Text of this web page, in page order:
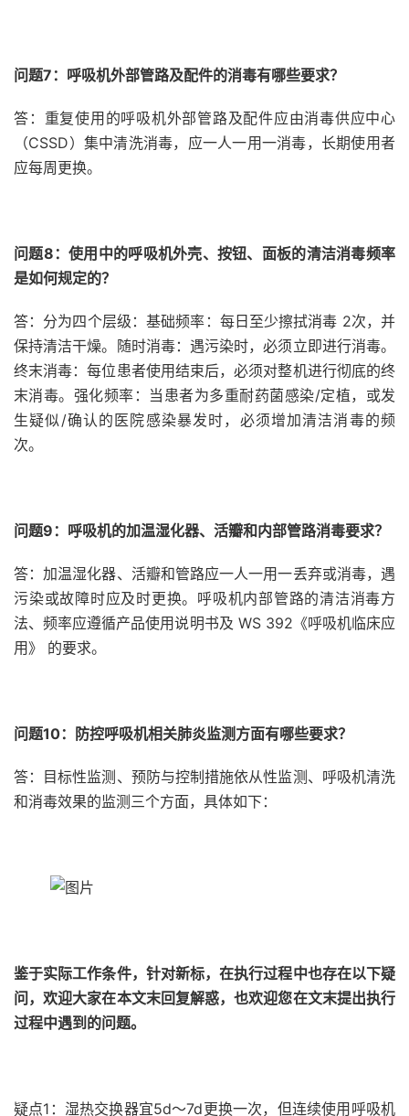
问题7：呼吸机外部管路及配件的消毒有哪些要求？
答：重复使用的呼吸机外部管路及配件应由消毒供应中心
（CSSD）集中清洗消毒，应一人一用一消毒，长期使用者
应每周更换。
问题8：使用中的呼吸机外壳、按钮、面板的清洁消毒频率
是如何规定的？
答：分为四个层级：基础频率：每日至少擦拭消毒 2次，并
保持清洁干燥。随时消毒：遇污染时，必须立即进行消毒。
终末消毒：每位患者使用结束后，必须对整机进行彻底的终
末消毒。强化频率：当患者为多重耐药菌感染/定植，或发
生疑似/确认的医院感染暴发时，必须增加清洁消毒的频
次。
问题9：呼吸机的加温湿化器、活瓣和内部管路消毒要求？
答：加温湿化器、活瓣和管路应一人一用一丢弃或消毒，遇
污染或故障时应及时更换。呼吸机内部管路的清洁消毒方
法、频率应遵循产品使用说明书及 WS 392《呼吸机临床应
用》 的要求。
问题10：防控呼吸机相关肺炎监测方面有哪些要求？
答：目标性监测、预防与控制措施依从性监测、呼吸机清洗
和消毒效果的监测三个方面，具体如下：
鉴于实际工作条件，针对新标，在执行过程中也存在以下疑
问，欢迎大家在本文末回复解惑，也欢迎您在文末提出执行
过程中遇到的问题。
疑点1：湿热交换器宜5d～7d更换一次，但连续使用呼吸机